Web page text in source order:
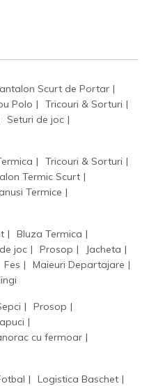
Scurt de Portar
Polo
Tricouri & Sorturi
Seturi de joc
Tricouri & Sorturi
Termic Scurt
Termice
Bluza Termica
joc Prosop
Jacheta
Fes
Maieuri Departajare
Prosop
cu fermoar
Logistica Baschet